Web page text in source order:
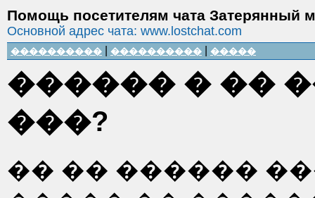
Помощь посетителям чата Затерянный
Основной адрес чата: www.lostchat.com
���������� ���������� �����
������ � ��
���?
�� �� ������